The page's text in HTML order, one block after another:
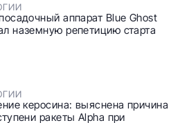
аппарат Blue Ghost
наземную репетицию старта
керосина: выяснена причина
ракеты Alpha при